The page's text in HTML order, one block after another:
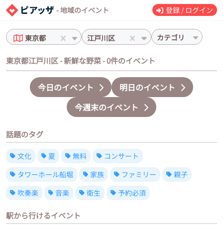
- 地域のイベント 登録 / ログイン
東京都 江戸川区 カテゴリ
東京都江戸川区 - 新鮮な野菜 - 0件のイベント
今日のイベント
明日のイベント
今週末のイベント
話題のタグ
文化 夏 無料
コンサート
タワーホール船堀
家族 ファミリー
親子
吹奏楽
音楽 衛生 予約必須
駅から行けるイベント